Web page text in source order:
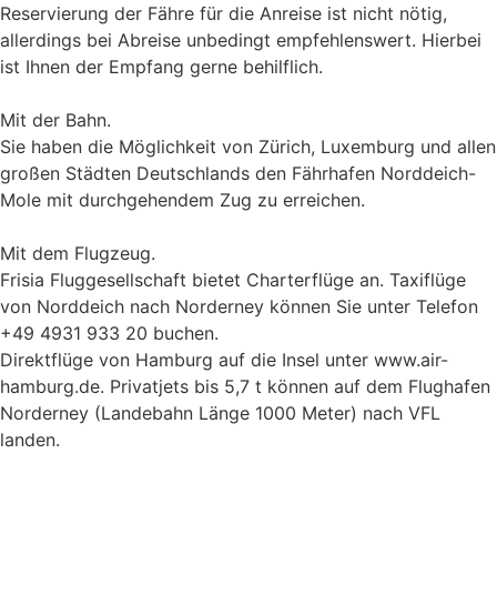
Reservierung der Fähre für die Anreise ist nicht nötig,
allerdings bei Abreise unbedingt empfehlenswert. Hierbei
ist Ihnen der Empfang gerne behilflich.
Mit der Bahn.
Sie haben die Möglichkeit von Zürich, Luxemburg und allen
großen Städten Deutschlands den Fährhafen Norddeich-
Mole mit durchgehendem Zug zu erreichen.
Mit dem Flugzeug.
Frisia Fluggesellschaft bietet Charterflüge an. Taxiflüge
von Norddeich nach Norderney können Sie unter Telefon
+49 4931 933 20 buchen.
Direktflüge von Hamburg auf die Insel unter www.air-
hamburg.de. Privatjets bis 5,7 t können auf dem Flughafen
Norderney (Landebahn Länge 1000 Meter) nach VFL
landen.